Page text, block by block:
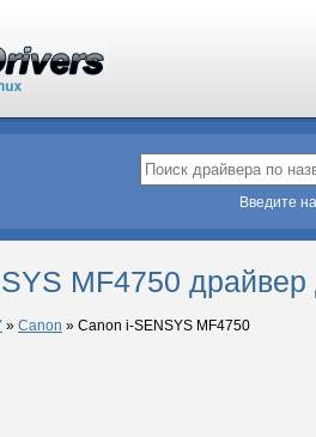
Введите
MF4750
» Canon » Canon i-SENSYS MF4750